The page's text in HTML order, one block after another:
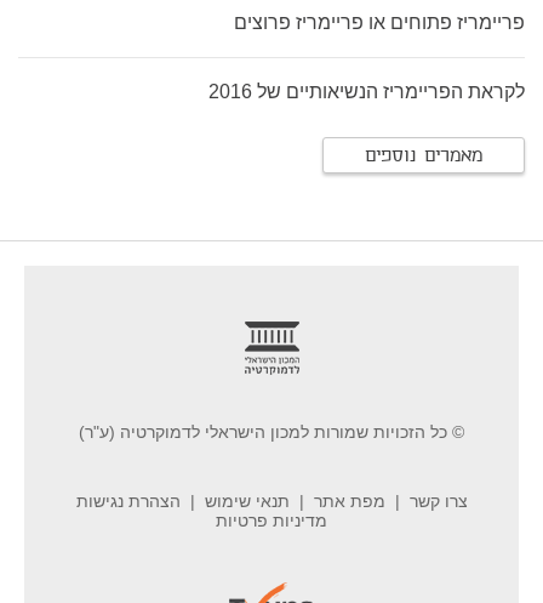
פריימריז פתוחים או פריימריז פרוצים
לקראת הפריימריז הנשיאותיים של 2016
מאמרים נוספים
© כל הזכויות שמורות למכון הישראלי לדמוקרטיה (ע"ר)
צרו קשר מפת אתר תנאי שימוש
הצהרת נגישות
מדיניות פרטיות